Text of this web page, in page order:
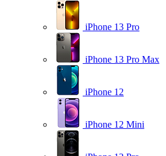
iPhone 13 Pro
iPhone 13 Pro Max
iPhone 12
iPhone 12 Mini